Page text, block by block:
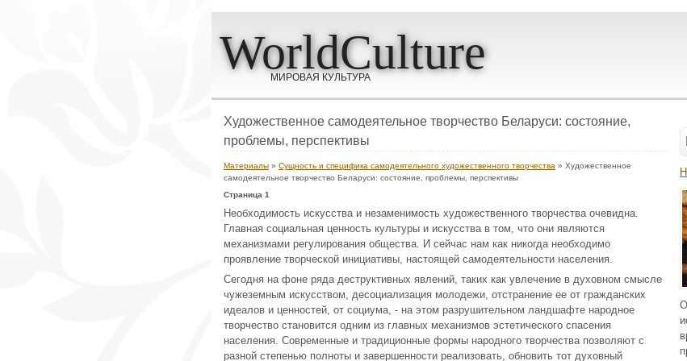
WorldCulture
МИРОВАЯ КУЛЬТУРА
Художественное самодеятельное творчество Беларуси: состояние,
проблемы, перспективы
Материалы » Сущность и специфика самодеятельного художественного творчества » Художественное
самодеятельное творчество Беларуси: состояние, проблемы, перспективы
Страница 1
Необходимость искусства и незаменимость художественного творчества очевидна.
Главная социальная ценность культуры и искусства в том, что они являются
механизмами регулирования общества. И сейчас нам как никогда необходимо
проявление творческой инициативы, настоящей самодеятельности населения.
Сегодня на фоне ряда деструктивных явлений, таких как увлечение в духовном смысле
чужеземным искусством, десоциализация молодежи, отстранение ее от гражданских
идеалов и ценностей, от социума, - на этом разрушительном ландшафте народное
творчество становится одним из главных механизмов эстетического спасения
населения. Современные и традиционные формы народного творчества позволяют с
разной степенью полноты и завершенности реализовать, обновить тот духовный